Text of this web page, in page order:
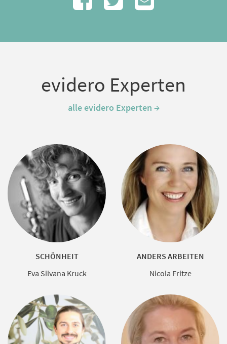
evidero Experten
alle evidero Experten →
SCHÖNHEIT
Eva Silvana Kruck
ANDERS ARBEITEN
Nicola Fritze